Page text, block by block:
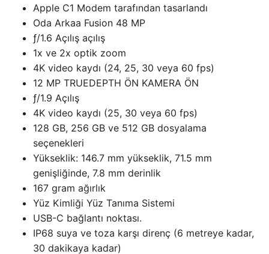
Apple C1 Modem tarafından tasarlandı
Oda Arkaa Fusion 48 MP
ƒ/1.6 Açılış açılış
1x ve 2x optik zoom
4K video kaydı (24, 25, 30 veya 60 fps)
12 MP TRUEDEPTH ÖN KAMERA ÖN
ƒ/1.9 Açılış
4K video kaydı (25, 30 veya 60 fps)
128 GB, 256 GB ve 512 GB dosyalama
seçenekleri
Yükseklik: 146.7 mm yükseklik, 71.5 mm
genişliğinde, 7.8 mm derinlik
167 gram ağırlık
Yüz Kimliği Yüz Tanıma Sistemi
USB-C bağlantı noktası.
IP68 suya ve toza karşı direnç (6 metreye kadar,
30 dakikaya kadar)